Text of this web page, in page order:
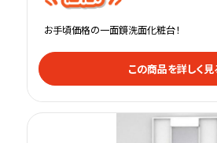
お手頃価格の一面鏡洗面化粧台！
この商品を詳しく見